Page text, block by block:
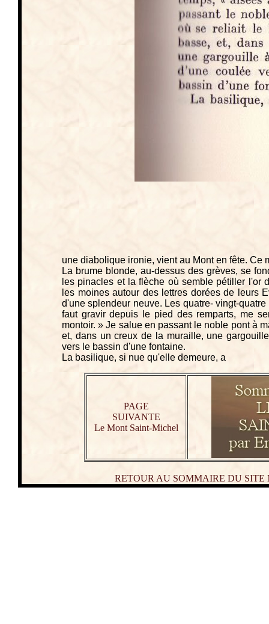
une diabolique ironie, vient au Mont en fête. Ce
La brume blonde, au-dessus des grèves, se
les pinacles et la flèche où semble pétiller l'or
les moines autour des lettres dorées de leurs
d'une splendeur neuve. Les quatre- vingt-
faut gravir depuis le pied des remparts, me
montoir. » Je salue en passant le noble pont à
et, dans un creux de la muraille, une
vers le bassin d'une fontaine.
La basilique, si nue qu'elle demeure, a
PAGE
SUIVANTE
Le Mont Saint-Michel
RETOUR AU SOMMAIRE DU